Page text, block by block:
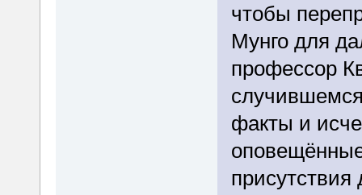
чтобы
Мунго для
профессор
факты и
присутствия